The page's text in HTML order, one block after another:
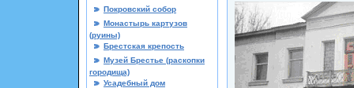
Покровский собор
Монастырь картузов
(руины)
Брестская крепость
Музей Брестье (раскопки
городища)
Усадебный дом